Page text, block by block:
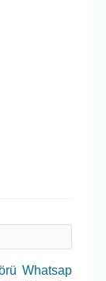
Whatsap